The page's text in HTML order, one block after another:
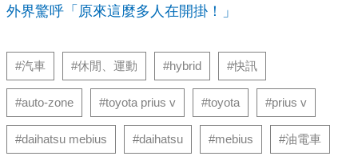
外界驚呼「原來這麼多人在開掛！」
#汽車 #休閒、運動 #hybrid #快訊
#auto-zone #toyota prius v #toyota #prius v
#daihatsu mebius #daihatsu #mebius #油電車